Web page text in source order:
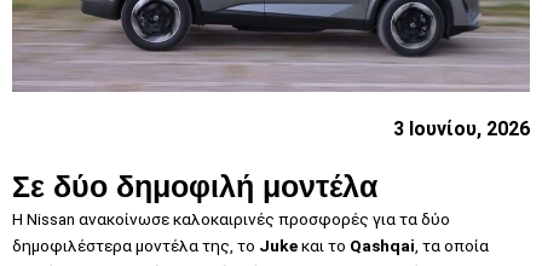
3 Ιουνίου, 2026
Σε δύο δημοφιλή μοντέλα
Η Nissan ανακοίνωσε καλοκαιρινές προσφορές για τα δύο
δημοφιλέστερα μοντέλα της, το Jukeκαι το Qashqai, τα οποία